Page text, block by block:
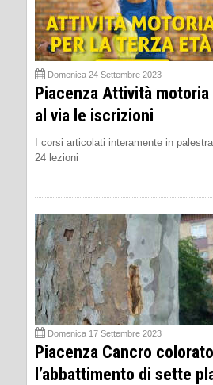
Domenica 24 Settembre 2023
Piacenza Attività
al via le iscrizioni
I corsi articolati interamente in
24 lezioni
Domenica 17 Settembre 2023
Piacenza Cancro
l’abbattimento di sette